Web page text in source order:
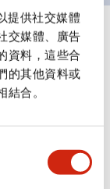
提供社交媒體
交媒體、廣告
資料，這些合
的其他資料或
合。
顯示全部